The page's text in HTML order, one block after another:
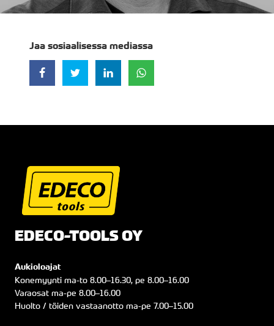
Jaa sosiaalisessa mediassa
Jaa FacebookissaJaa TwitterissäJaa LinkedInissä
EDECO-TOOLS OY
Aukioloajat
Konemyynti ma-to 8.00–16.30, pe 8.00–16.00
Varaosat ma-pe 8.00–16.00
Huolto / töiden vastaanotto ma-pe 7.00–15.00